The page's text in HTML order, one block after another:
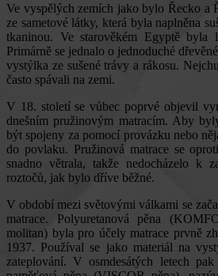
Ve vyspělých zemích jako bylo Řecko a
ze sametové látky, která byla naplněna
tkaninou. Ve starověkém Egyptě byla
Primárně se jednalo o jednoduché
vystýlka ze sušené trávy a rákosu.
často spávali na zemi.
V 18. století se vůbec poprvé objevil
dnešním pružinovým matracím. Aby
být spojeny za pomocí provázku nebo
do povlaku. Pružinová matrace se
snadno větrala, takže nedocházelo k
roztočů, jak bylo dříve běžné.
V období mezi světovými válkami se
matrace. Polyuretanová pěna
molitan) byla pro účely matrace prvně
1937. Používal se jako materiál na
zateplování. V osmdesátých letech